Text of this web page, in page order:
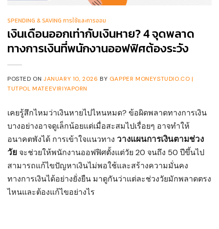
SPENDING & SAVING การใช้และการออม
เงินเดือนออกเท่ากับเงินหาย? 4 จุดพลาด
ทางการเงินที่พนักงานออฟฟิศต้องระวัง
POSTED ON JANUARY 10, 2026 BY GAPPER MONEYSTUDIO.CO |
TUTPOL MATEEVIRIYAPORN
เคยรู้สึกไหมว่าเงินหายไปไหนหมด? ข้อผิดพลาดทางการเงิน
บางอย่างอาจดูเล็กน้อยแต่เมื่อสะสมไปเรื่อยๆ อาจทำให้
อนาคตพังได้ การเข้าใจแนวทาง วางแผนการเงินตามช่วง
วัย จะช่วยให้พนักงานออฟฟิศตั้งแต่วัย 20 จนถึง 50 ปีขึ้นไป
สามารถแก้ไขปัญหาเงินไม่พอใช้และสร้างความมั่นคง
ทางการเงินได้อย่างยั่งยืน มาดูกันว่าแต่ละช่วงวัยมักพลาดตรง
ไหนและต้องแก้ไขอย่างไร